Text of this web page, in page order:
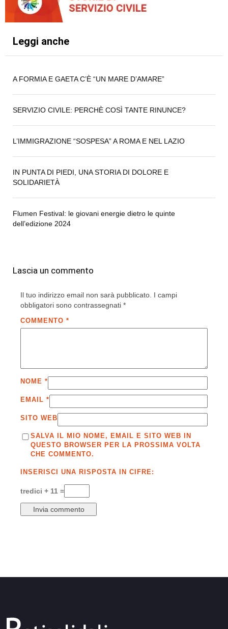
Leggi anche
A FORMIA E GAETA C’È “UN MARE D’AMARE”
SERVIZIO CIVILE: PERCHÈ COSÌ TANTE RINUNCE?
L’IMMIGRAZIONE “SOSPESA” A ROMA E NEL LAZIO
IN PUNTA DI PIEDI, UNA STORIA DI DOLORE E
SOLIDARIETÀ
Flumen Festival: le giovani energie dietro le quinte
dell’edizione 2024
Lascia un commento
Il tuo indirizzo email non sarà pubblicato. I campi
obbligatori sono contrassegnati *
COMMENTO *
NOME *
EMAIL *
SITO WEB
SALVA IL MIO NOME, EMAIL E SITO WEB IN
QUESTO BROWSER PER LA PROSSIMA VOLTA
CHE COMMENTO.
INSERISCI UNA RISPOSTA IN CIFRE:
tredici + 11 =